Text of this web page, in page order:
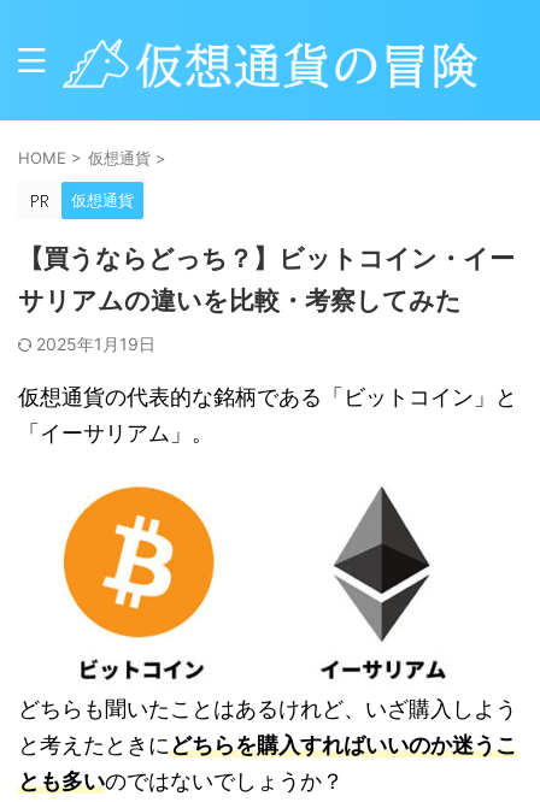
HOME > 仮想通貨 >
仮想通貨
【買うならどっち？】ビットコイン・イー
サリアムの違いを比較・考察してみた
2025年1月19日
仮想通貨の代表的な銘柄である「ビットコイン」と
「イーサリアム」。
どちらも聞いたことはあるけれど、いざ購入しよう
と考えたときにどちらを購入すればいいのか迷うこ
とも多いのではないでしょうか？